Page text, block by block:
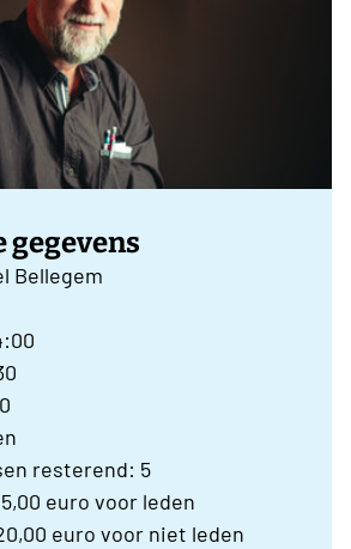
gegevens
Bellegem
resterend: 5
euro voor leden
euro voor niet leden